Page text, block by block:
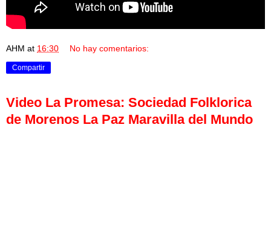
AHM at 16:30 No hay comentarios:
Compartir
Video La Promesa: Sociedad Folklorica
de Morenos La Paz Maravilla del Mundo